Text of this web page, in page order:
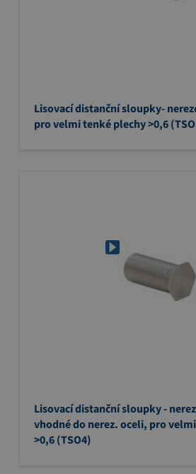
Lisovací distanční sloupky-
pro velmi tenké plechy >0,6
Lisovací distanční sloupky -
vhodné do nerez. oceli, pro
>0,6 (TSO4)